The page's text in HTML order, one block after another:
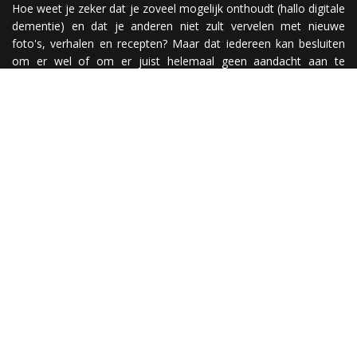
Hoe weet je zeker dat je zoveel mogelijk onthoudt (hallo digitale
dementie) en dat je anderen niet zult vervelen met nieuwe
foto's, verhalen en recepten? Maar dat iedereen kan besluiten
om er wel of om er juist helemaal geen aandacht aan te